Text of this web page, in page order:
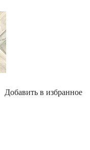
Добавить в избранное